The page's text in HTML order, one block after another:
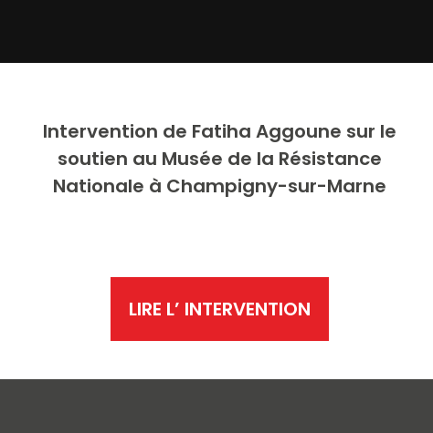
Intervention de Fatiha Aggoune sur le
soutien au Musée de la Résistance
Nationale à Champigny-sur-Marne
LIRE L’ INTERVENTION